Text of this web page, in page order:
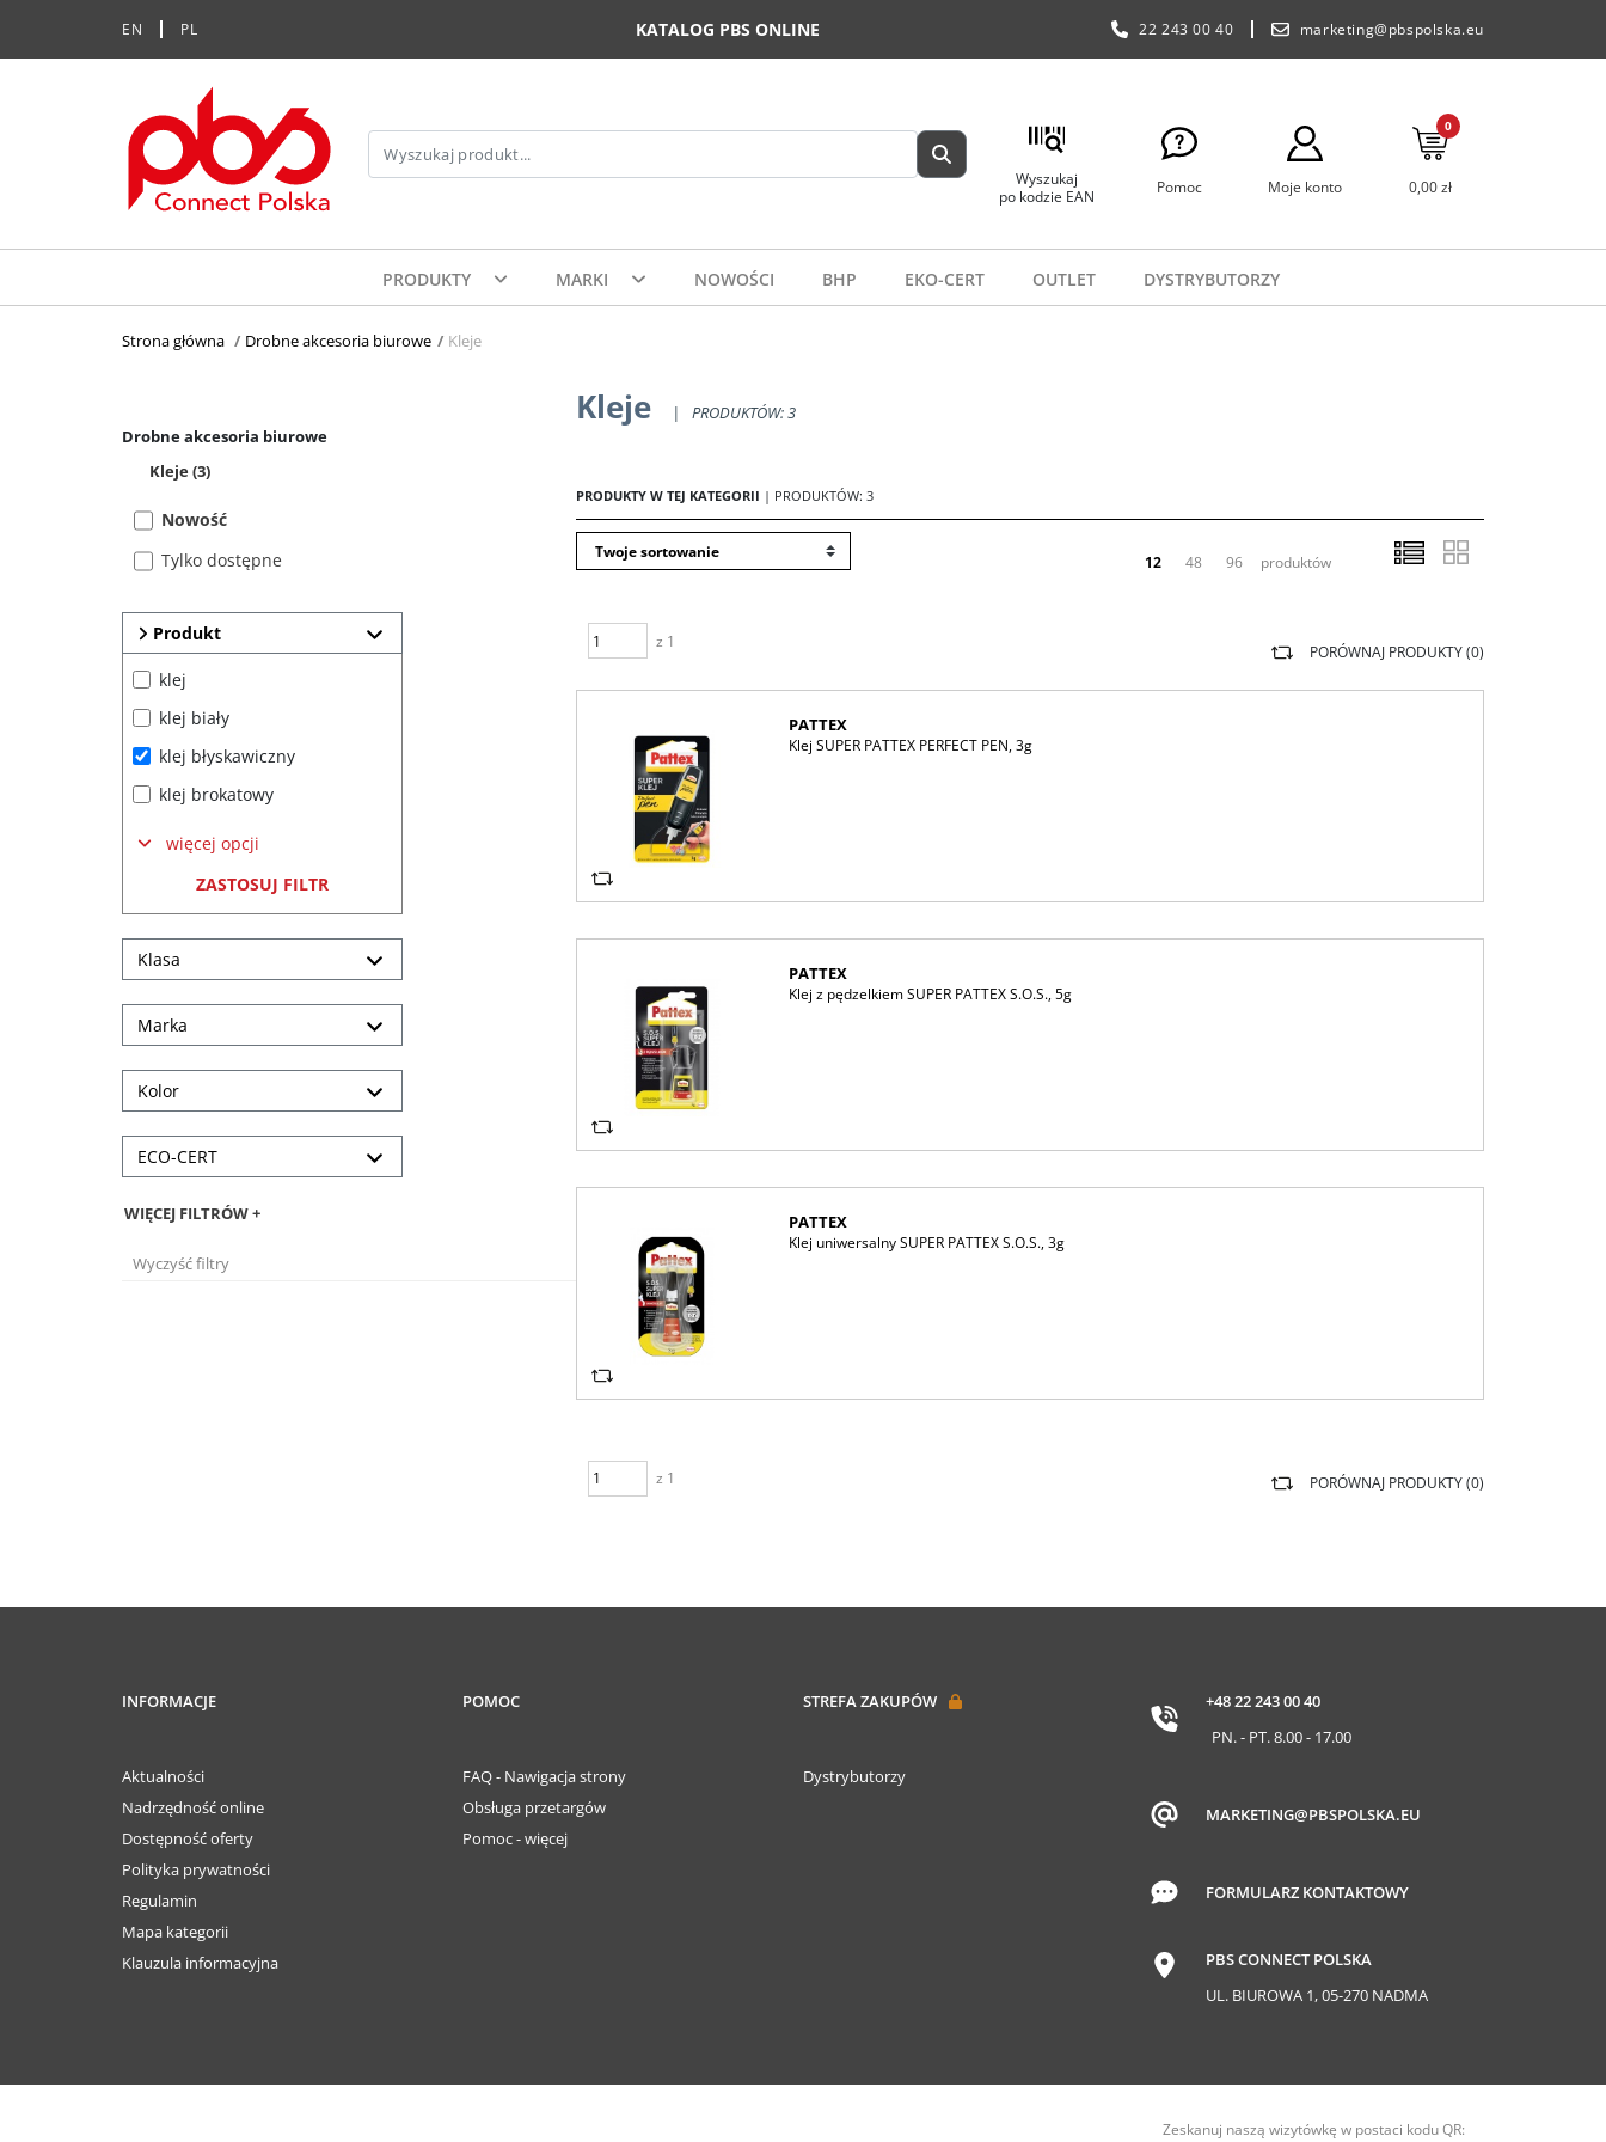
EN PL KATALOG PBS ONLINE 22 243 00 40 marketing@pbspolska.eu
Wyszukaj
po kodzie EAN
Pomoc Moje konto
0
0,00 zł
PRODUKTY MARKI NOWOŚCI BHP EKO-CERT OUTLET DYSTRYBUTORZY
Strona główna> Drobne akcesoria biurowe> Kleje
Drobne akcesoria biurowe
Kleje(3)
Nowość
Tylko dostępne
Klasa
Marka
Kolor
ECO-CERT
Produkt
klej
klej biały
klej błyskawiczny
klej brokatowy
więcej opcji
ZASTOSUJ FILTR
WIĘCEJ FILTRÓW +
Wyczyść filtry
Kleje | PRODUKTÓW: 3
PRODUKTY W TEJ KATEGORII | PRODUKTÓW: 3
12 48 96 produktów
z 1
PORÓWNAJ PRODUKTY (0)
PATTEX
Klej SUPER PATTEX PERFECT PEN, 3g
PATTEX
Klej z pędzelkiem SUPER PATTEX S.O.S., 5g
PATTEX
Klej uniwersalny SUPER PATTEX S.O.S., 3g
z 1 PORÓWNAJ PRODUKTY (0)
INFORMACJE
Aktualności
Nadrzędność online
Dostępność oferty
Polityka prywatności
Regulamin
Mapa kategorii
Klauzula informacyjna
POMOC
FAQ - Nawigacja strony
Obsługa przetargów
Pomoc - więcej
STREFA ZAKUPÓW
Dystrybutorzy
+48 22 243 00 40
PN. - PT. 8.00 - 17.00
MARKETING@PBSPOLSKA.EU
FORMULARZ KONTAKTOWY
PBS CONNECT POLSKA
UL. BIUROWA 1, 05-270 NADMA
Zeskanuj naszą wizytówkę w postaci kodu QR: